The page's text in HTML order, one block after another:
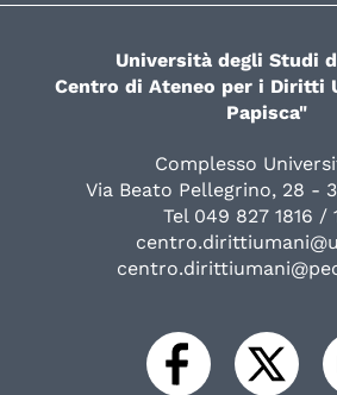
Università degli Studi
Centro di Ateneo per i Diritti
Papisca"
Complesso
Via Beato Pellegrino, 28 -
Tel 049 827 1816 /